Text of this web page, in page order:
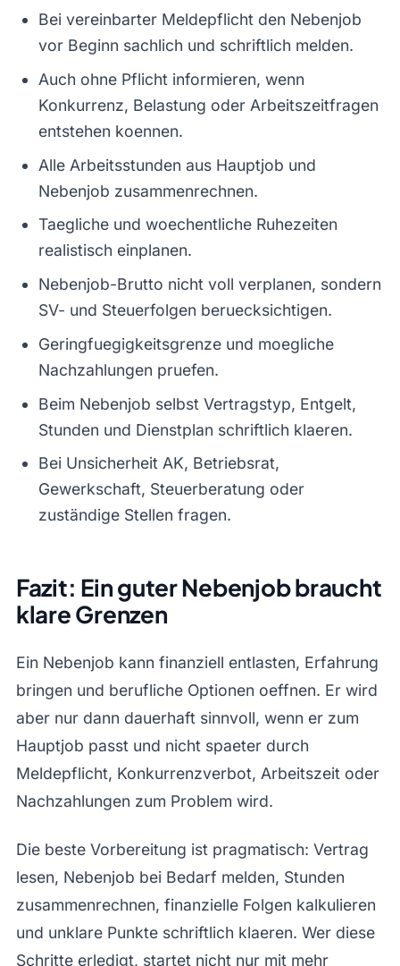
Bei vereinbarter Meldepflicht den Nebenjob
vor Beginn sachlich und schriftlich melden.
Auch ohne Pflicht informieren, wenn
Konkurrenz, Belastung oder Arbeitszeitfragen
entstehen koennen.
Alle Arbeitsstunden aus Hauptjob und
Nebenjob zusammenrechnen.
Taegliche und woechentliche Ruhezeiten
realistisch einplanen.
Nebenjob-Brutto nicht voll verplanen, sondern
SV- und Steuerfolgen beruecksichtigen.
Geringfuegigkeitsgrenze und moegliche
Nachzahlungen pruefen.
Beim Nebenjob selbst Vertragstyp, Entgelt,
Stunden und Dienstplan schriftlich klaeren.
Bei Unsicherheit AK, Betriebsrat,
Gewerkschaft, Steuerberatung oder
zuständige Stellen fragen.
Fazit: Ein guter Nebenjob braucht
klare Grenzen
Ein Nebenjob kann finanziell entlasten, Erfahrung
bringen und berufliche Optionen oeffnen. Er wird
aber nur dann dauerhaft sinnvoll, wenn er zum
Hauptjob passt und nicht spaeter durch
Meldepflicht, Konkurrenzverbot, Arbeitszeit oder
Nachzahlungen zum Problem wird.
Die beste Vorbereitung ist pragmatisch: Vertrag
lesen, Nebenjob bei Bedarf melden, Stunden
zusammenrechnen, finanzielle Folgen kalkulieren
und unklare Punkte schriftlich klaeren. Wer diese
Schritte erledigt, startet nicht nur mit mehr